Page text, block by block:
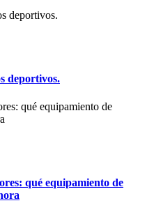
deportivos.
qué equipamiento de